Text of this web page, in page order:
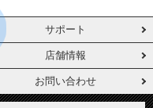
サポート
店舗情報
お問い合わせ